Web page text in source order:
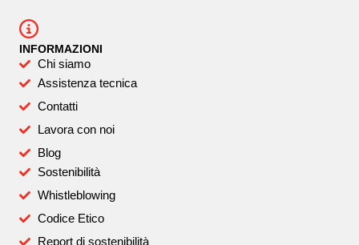
INFORMAZIONI
Chi siamo
Assistenza tecnica
Contatti
Lavora con noi
Blog
Sostenibilità
Whistleblowing
Codice Etico
Report di sostenibilità